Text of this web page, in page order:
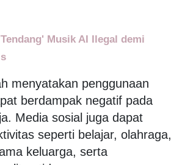
Musik AI Ilegal demi
menyatakan penggunaan
berdampak negatif pada
Media sosial juga dapat
seperti belajar, olahraga,
keluarga, serta